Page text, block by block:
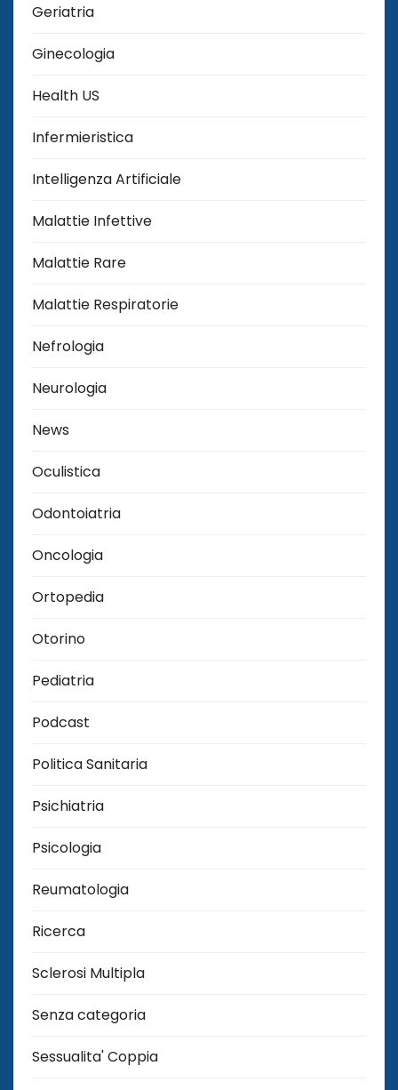
Geriatria
Ginecologia
Health US
Infermieristica
Intelligenza Artificiale
Malattie Infettive
Malattie Rare
Malattie Respiratorie
Nefrologia
Neurologia
News
Oculistica
Odontoiatria
Oncologia
Ortopedia
Otorino
Pediatria
Podcast
Politica Sanitaria
Psichiatria
Psicologia
Reumatologia
Ricerca
Sclerosi Multipla
Senza categoria
Sessualita' Coppia